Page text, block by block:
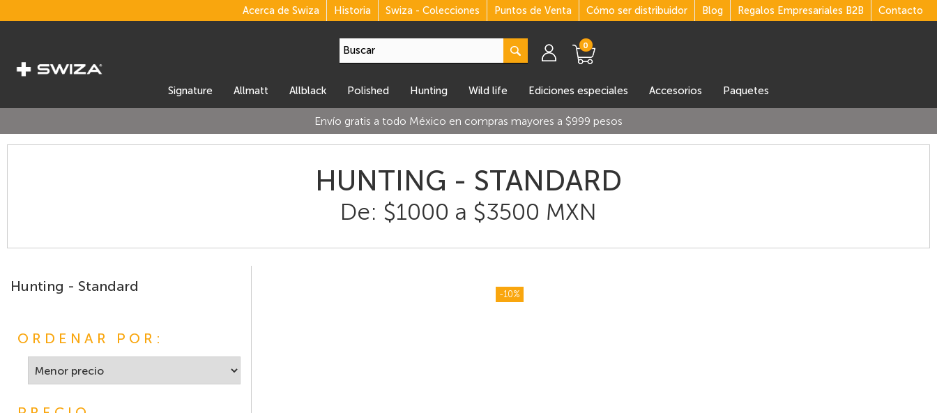
Acerca de Swiza Historia Swiza - Colecciones Puntos de Venta Cómo ser distribuidor Blog Regalos Empresariales B2B Contacto
0
signature allmatt allblack polished hunting wild life ediciones especiales accesorios Paquetes
Envío gratis a todo México en compras mayores a $999 pesos
HUNTING - STANDARD
De: $1000 a $3500 MXN
-10%
Hunting - Standard
ORDENAR POR: